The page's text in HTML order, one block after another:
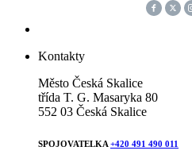
Kontakty
Město Česká Skalice
třída T. G. Masaryka 80
552 03 Česká Skalice
SPOJOVATELKA +420 491 490 011